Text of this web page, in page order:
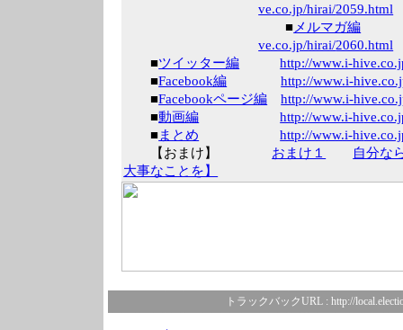
ve.co.jp/hirai/2059.html
■ メルマガ編
ve.co.jp/hirai/2060.html
■ツイッター編 http://www.i-hi
■Facebook編 http://www.i-hi
■Facebookページ編 http://www.i-hi
■動画編 http://www.i-hi
■まとめ http://www.i-hi
【おまけ】 おまけ１
自分な
大事なことを】
トラックバックURL : http://